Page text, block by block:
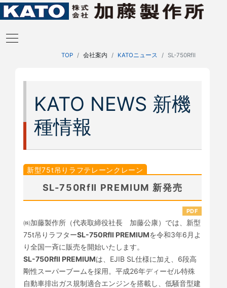
TOP 会社案内 KATOニュース SL-750RfⅡ
KATO NEWS 新機
種情報
新型75t吊りラフテレーンクレーン
SL-750RfⅡ PREMIUM 新発売
PDF
㈱加藤製作所（代表取締役社長 加藤公康）では、新型
75t吊りラフターSL-750RfⅡ PREMIUMを令和3年6月よ
り全国一斉に販売を開始いたします。
SL-750RfⅡ PREMIUMは、EJIB SL仕様に加え、6段高
剛性スーパーブームを採用。平成26年ディーゼル特殊
自動車排出ガス規制適合エンジンを搭載し、低騒音型建